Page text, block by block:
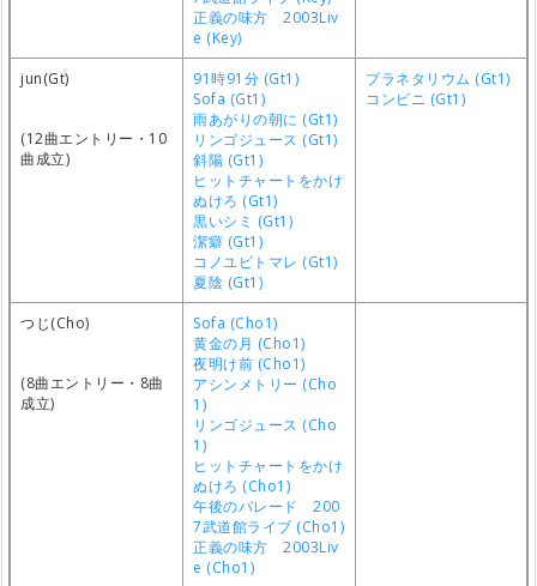
正義の味方 2003Liv
e (Key)
jun(Gt)
(12曲エントリー・10
曲成立)
91時91分 (Gt1)
Sofa (Gt1)
雨あがりの朝に (Gt1)
リンゴジュース (Gt1)
斜陽 (Gt1)
ヒットチャートをかけ
ぬけろ (Gt1)
黒いシミ (Gt1)
潔癖 (Gt1)
コノユビトマレ (Gt1)
夏陰 (Gt1)
プラネタリウム (Gt1)
コンビニ (Gt1)
つじ(Cho)
(8曲エントリー・8曲
成立)
Sofa (Cho1)
黄金の月 (Cho1)
夜明け前 (Cho1)
アシンメトリー (Cho
1)
リンゴジュース (Cho
1)
ヒットチャートをかけ
ぬけろ (Cho1)
午後のパレード 200
7武道館ライブ (Cho1)
正義の味方 2003Liv
e (Cho1)